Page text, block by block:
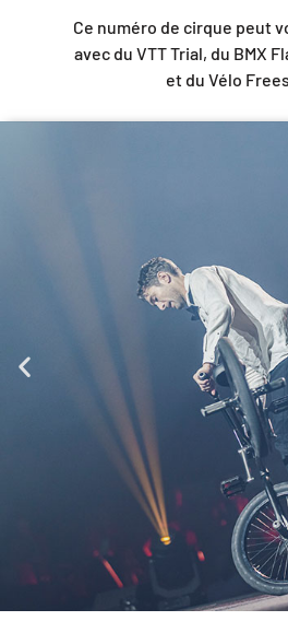
Ce numéro de cirque peut
avec du VTT Trial, du BMX
et du Vélo